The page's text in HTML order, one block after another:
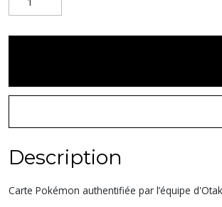
Description
Carte Pokémon authentifiée par l’équipe